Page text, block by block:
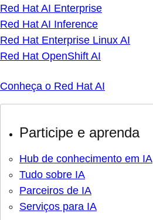
Red Hat AI Enterprise
Red Hat AI Inference
Red Hat Enterprise Linux AI
Red Hat OpenShift AI
Conheça o Red Hat AI
Participe e aprenda
Hub de conhecimento em IA
Tudo sobre IA
Parceiros de IA
Serviços para IA